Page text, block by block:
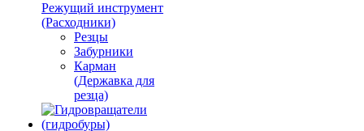
Режущий инструмент
(Расходники)
Резцы
Забурники
Карман
(Державка для
резца)